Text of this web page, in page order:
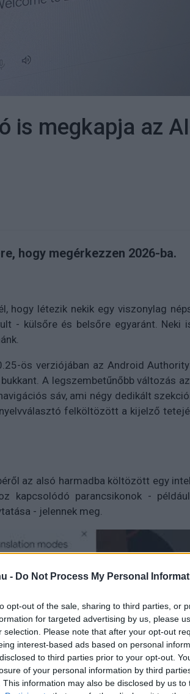
- Do Not Process My Personal
opt-out of the sale, sharing to third parties, or
for targeted advertising by us, please
selection. Please note that after your opt-out
interest-based ads based on personal
to third parties prior to your opt-out.
of your personal information by third
This information may also be disclosed by us
is megkapja az
hogy megérkezzen 2026-ba.
hogy létezik nekik egy viszonylag
- külsőre és belsőre egyaránt. Neki
ös verziójában az Android
A legszembetűnőbb változás
sáv, ami négy dedikált
felköltözött a kijelző
az alsó harmadba költözött egy
kapcsolódó parancsikonok -
- jelennek meg.